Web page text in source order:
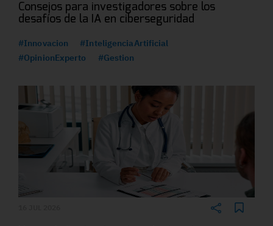
Consejos para investigadores sobre los
desafíos de la IA en ciberseguridad
#Innovacion
#InteligenciaArtificial
#OpinionExperto
#Gestion